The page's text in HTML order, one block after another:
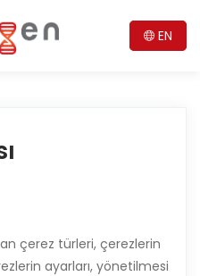
EN
çerez türleri, çerezlerin
ayarları, yönetilmesi